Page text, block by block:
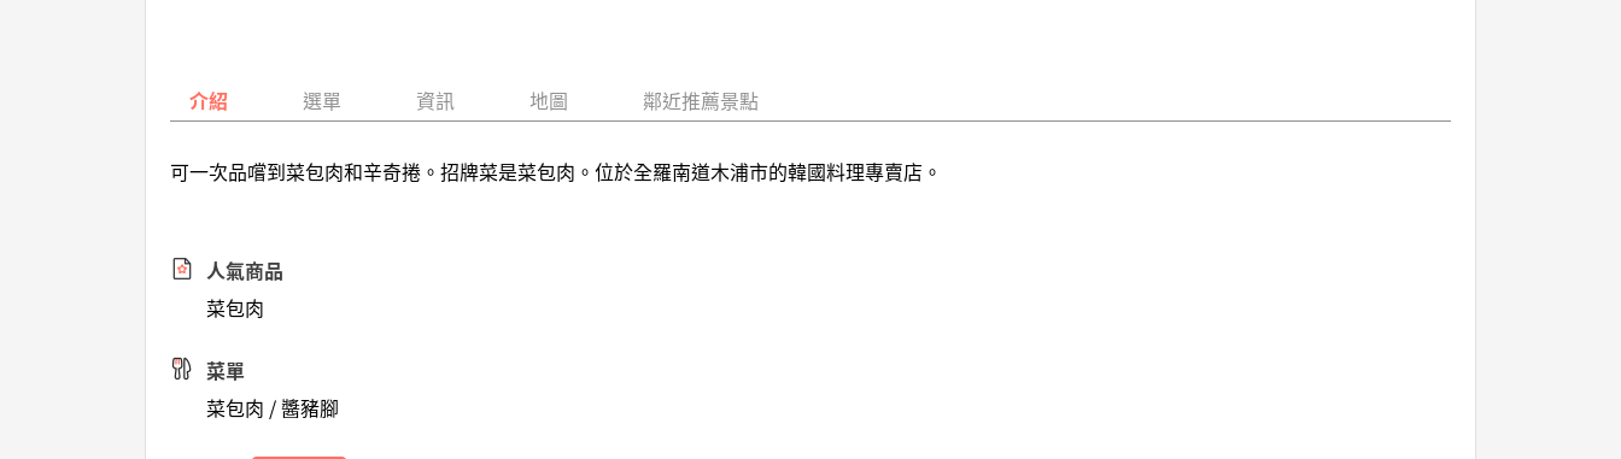
介紹 選單 資訊 地圖 鄰近推薦景點
可一次品嚐到菜包肉和辛奇捲。招牌菜是菜包肉。位於全羅南道木浦市的韓國料理專賣店。
人氣商品
菜包肉
菜單
菜包肉 / 醬豬腳